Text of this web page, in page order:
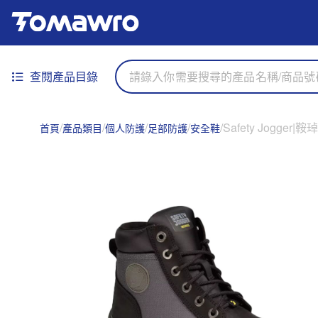
查閱產品目錄
首頁 產品類目 個人防護 足部防護 安全鞋 Safety Jogger|鞍